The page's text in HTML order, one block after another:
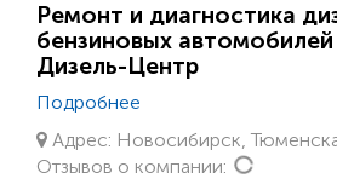
Ремонт и диагностика
бензиновых
Дизель-Центр
Подробнее
Адрес: Новосибирск,
Отзывов о компании: